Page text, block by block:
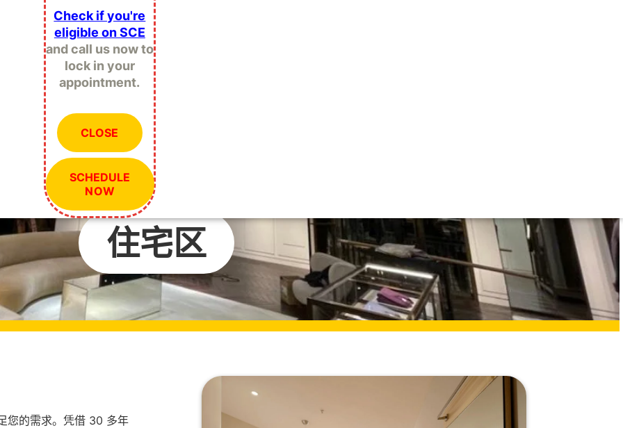
Check if you're
eligible on SCE
and call us now to
lock in your
appointment.
CLOSE
SCHEDULE
NOW
住宅区
您的需求。凭借 30 多年